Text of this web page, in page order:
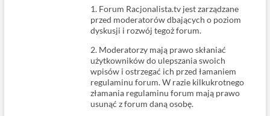
1. Forum Racjonalista.tv jest zarządzane
przed moderatorów dbających o poziom
dyskusji i rozwój tegoż forum.
2. Moderatorzy mają prawo skłaniać
użytkowników do ulepszania swoich
wpisów i ostrzegać ich przed łamaniem
regulaminu forum. W razie kilkukrotnego
złamania regulaminu forum mają prawo
usunąć z forum daną osobę.